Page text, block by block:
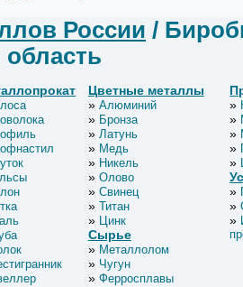
России /
Цветные металлы
Алюминий
Бронза
Латунь
Медь
Никель
Олово
Свинец
Титан
Цинк
Сырье
Металлолом
Чугун
Ферросплавы